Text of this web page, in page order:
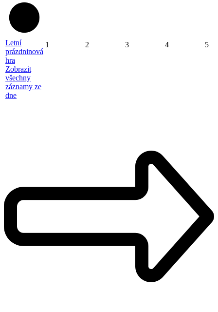
Letní
prázdninová
hra
Zobrazit
všechny
záznamy ze
dne
1 2 3 4 5